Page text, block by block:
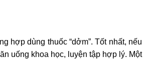
hợp dùng thuốc “dởm”. Tốt nhất, nếu
uống khoa học, luyện tập hợp lý. Một